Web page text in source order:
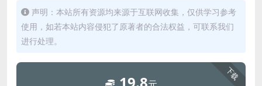
声明：本站所有资源均来源于互联网收集，仅供学习参考
使用，如若本站内容侵犯了原著者的合法权益，可联系我们
进行处理。
下载